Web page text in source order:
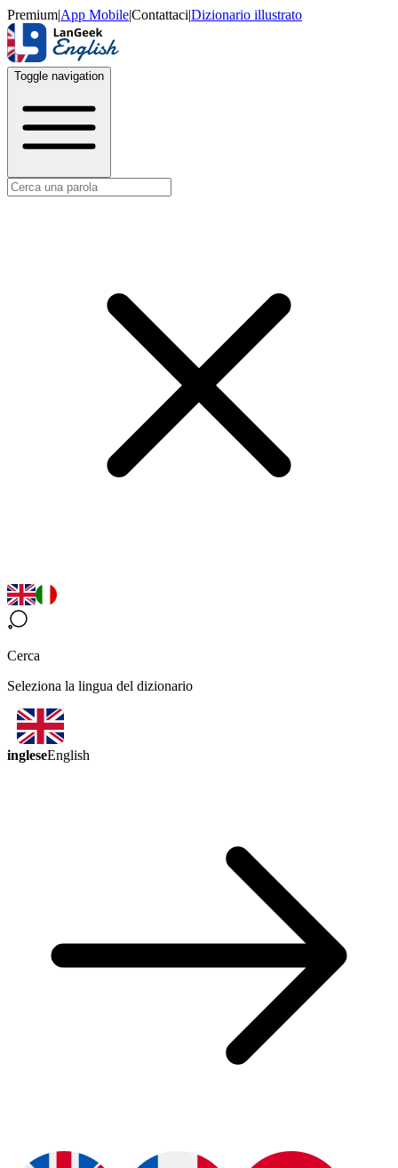
Premium|App Mobile|Contattaci|Dizionario illustrato
Toggle navigation
Cerca
Seleziona la lingua del dizionario
ingleseEnglish